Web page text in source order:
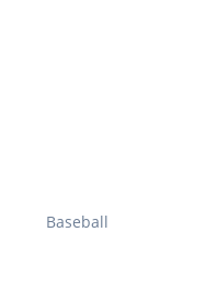
Baseball